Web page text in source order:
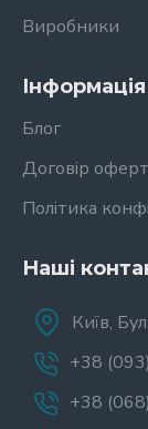
Виробники
Інформація
Блог
Договір
Політика
Наші
Київ,
+38
+38